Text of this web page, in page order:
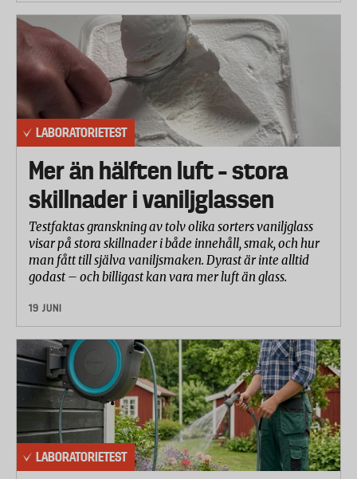
- Mjukare träslag (från barrträd). Testet
genomfördes med både 5x40 millimeters skruvar
och 6x40 millimeters skruvar.
- Genom gipsskiva in i plåt med 3x45 millimeters
skruvar.
Laboratoriet jämförde kraftfullheten hos
maskinerna genom att mäta penetrationsdjupet vid
skruvning i olika material:
- 8x80 millimeters skruvar i mjukare träslag (från
barrträd) med max vridmoment, 75% av max samt
50% av max.
- 6x40 millimeters skruvar i hårdare träslag (från
lövträd) med max vridmoment.
lövträd) med max vridmoment.
plåt.
Laboratoriet undersökte även skruvdragarnas
förmåga att lossa hårt åtsittande skruvar. En M8
maskinskruv hölls fast med en successivt ökande
motkraft. Här noterades hur hög motkraft som
LABORATORIETEST
Mer än hälften luft – stora
skillnader i vaniljglassen
Testfaktas granskning av tolv olika sorters vaniljglass
visar på stora skillnader i både innehåll, smak, och hur
man fått till själva vaniljsmaken. Dyrast är inte alltid
godast – och billigast kan vara mer luft än glass.
19 JUNI
LABORATORIETEST